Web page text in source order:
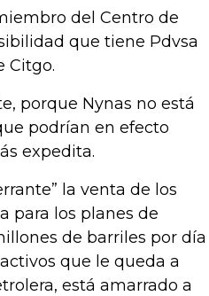
del Centro de
que tiene Pdvsa
Citgo.
porque Nynas no está
podrían en efecto
expedita.
la venta de los
para los planes de
de barriles por día
que le queda a
está amarrado a